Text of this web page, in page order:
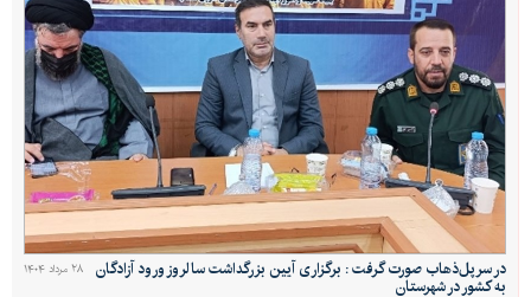
۲۸ مرداد ۱۴۰۴ در سرپل‌ذهاب صورت گرفت : برگزاری آیین بزرگداشت سالروز ورود آزادگان
به كشور در شهرستان